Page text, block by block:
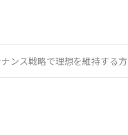
ンス戦略で理想を維持する方